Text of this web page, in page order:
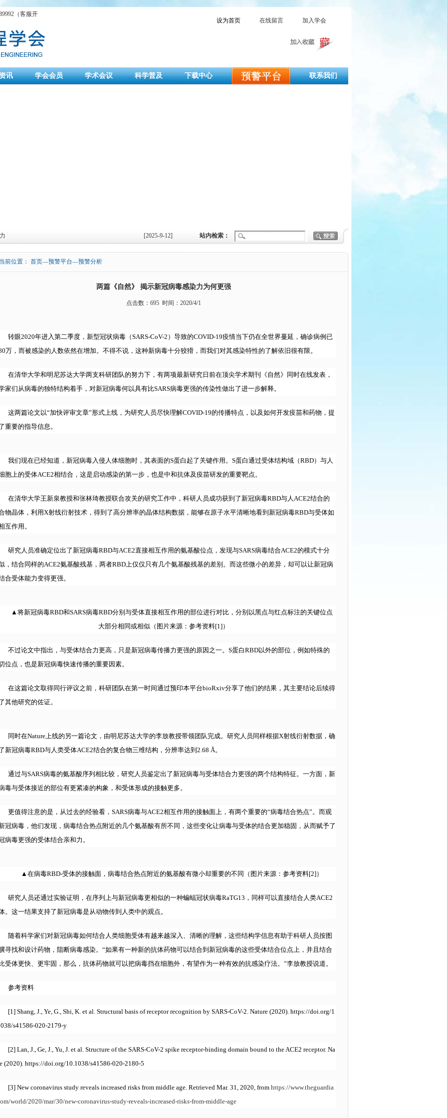
（客服开
设为首页 在线留言 加入学会
讯 学会会员 学术会议 科学普及 下载中心 联系我们
[2025-9-12] 站内检索：
当前位置： 首页—预警平台—预警分析
两篇《自然》 揭示新冠病毒感染力为何更强
点击数：695 时间：2020/4/1
转眼2020年进入第二季度，新型冠状病毒（SARS-CoV-2）导致的COVID-19疫情当下仍在全世界蔓延，确诊病例已
万，而被感染的人数依然在增加。不得不说，这种新病毒十分狡猾，而我们对其感染特性的了解依旧很有限。
在清华大学和明尼苏达大学两支科研团队的努力下，有两项最新研究日前在顶尖学术期刊《自然》同时在线发表，
家们从病毒的独特结构着手，对新冠病毒何以具有比SARS病毒更强的传染性做出了进一步解释。
这两篇论文以“加快评审文章”形式上线，为研究人员尽快理解COVID-19的传播特点，以及如何开发疫苗和药物，提
重要的指导信息。
我们现在已经知道，新冠病毒入侵人体细胞时，其表面的S蛋白起了关键作用。S蛋白通过受体结构域（RBD）与人
胞上的受体ACE2相结合，这是启动感染的第一步，也是中和抗体及疫苗研发的重要靶点。
在清华大学王新泉教授和张林琦教授联合攻关的研究工作中，科研人员成功获到了新冠病毒RBD与人ACE2结合的
物晶体，利用X射线衍射技术，得到了高分辨率的晶体结构数据，能够在原子水平清晰地看到新冠病毒RBD与受体如
互作用。
研究人员准确定位出了新冠病毒RBD与ACE2直接相互作用的氨基酸位点，发现与SARS病毒结合ACE2的模式十分
，结合同样的ACE2氨基酸残基，两者RBD上仅仅只有几个氨基酸残基的差别。而这些微小的差异，却可以让新冠病
合受体能力变得更强。
▲将新冠病毒RBD和SARS病毒RBD分别与受体直接相互作用的部位进行对比，分别以黑点与红点标注的关键位点
大部分相同或相似（图片来源：参考资料[1]）
不过论文中指出，与受体结合力更高，只是新冠病毒传播力更强的原因之一。S蛋白RBD以外的部位，例如特殊的
位点，也是新冠病毒快速传播的重要因素。
在这篇论文取得同行评议之前，科研团队在第一时间通过预印本平台bioRxiv分享了他们的结果，其主要结论后续得
其他研究的佐证。
同时在Nature上线的另一篇论文，由明尼苏达大学的李放教授带领团队完成。研究人员同样根据X射线衍射数据，确
新冠病毒RBD与人类受体ACE2结合的复合物三维结构，分辨率达到2.68 Å。
通过与SARS病毒的氨基酸序列相比较，研究人员鉴定出了新冠病毒与受体结合力更强的两个结构特征。一方面，新
毒与受体接近的部位有更紧凑的构象，和受体形成的接触更多。
更值得注意的是，从过去的经验看，SARS病毒与ACE2相互作用的接触面上，有两个重要的“病毒结合热点”。而观
冠病毒，他们发现，病毒结合热点附近的几个氨基酸有所不同，这些变化让病毒与受体的结合更加稳固，从而赋予了
病毒更强的受体结合亲和力。
▲在病毒RBD-受体的接触面，病毒结合热点附近的氨基酸有微小却重要的不同（图片来源：参考资料[2]）
研究人员还通过实验证明，在序列上与新冠病毒更相似的一种蝙蝠冠状病毒RaTG13，同样可以直接结合人类ACE2
。这一结果支持了新冠病毒是从动物传到人类中的观点。
随着科学家们对新冠病毒如何结合人类细胞受体有越来越深入、清晰的理解，这些结构学信息有助于科研人员按图
寻找和设计药物，阻断病毒感染。“如果有一种新的抗体药物可以结合到新冠病毒的这些受体结合位点上，并且结合
受体更快、更牢固，那么，抗体药物就可以把病毒挡在细胞外，有望作为一种有效的抗感染疗法。”李放教授说道。
参考资料
[1] Shang, J., Ye, G., Shi, K. et al. Structural basis of receptor recognition by SARS-CoV-2. Nature (2020). https://doi.org/1
s41586-020-2179-y
[2] Lan, J., Ge, J., Yu, J. et al. Structure of the SARS-CoV-2 spike receptor-binding domain bound to the ACE2 receptor. Na
(2020). https://doi.org/10.1038/s41586-020-2180-5
[3] New coronavirus study reveals increased risks from middle age. Retrieved Mar. 31, 2020, from https://www.theguardia
world/2020/mar/30/new-coronavirus-study-reveals-increased-risks-from-middle-age